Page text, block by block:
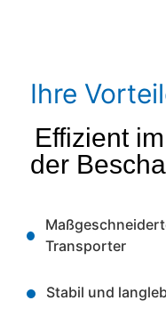
Ihre
Effizient
der
Transporter
Stabil und